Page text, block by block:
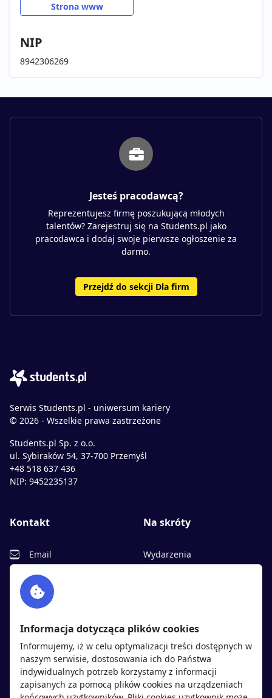
Strona www
NIP
8942306269
Jesteś pracodawcą?
Reprezentujesz firmę poszukującą młodych
talentów? Zarejestruj się na Students.pl jako
pracodawca i dodaj swoje pierwsze ogłoszenie za
darmo.
Przejdź do sekcji Dla firm
Serwis Students.pl - uniwersum kariery
© 2026 - Wszelkie prawa zastrzeżone
Students.pl Sp. z o.o.
ul. Sybiraków 54, 37-700 Przemyśl
+48 518 637 436
NIP: 9452235137
Kontakt
Email
Facebook
Twitter
Na skróty
Wydarzenia
Polityka cookies
Polityka prywatności
Kandydaci Pracodawcy
Informacja dotycząca plików cookies
Informujemy, iż w celu optymalizacji treści dostępnych w
naszym serwisie, dostosowania ich do Państwa
indywidualnych potrzeb korzystamy z informacji
zapisanych za pomocą plików cookies na urządzeniach